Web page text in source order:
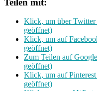
Teilen mit:
Klick, um über Twitter
geöffnet)
Klick, um auf
geöffnet)
Zum Teilen auf
geöffnet)
Klick, um auf
geöffnet)